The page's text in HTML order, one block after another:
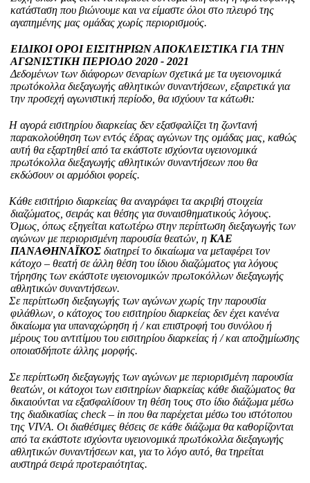
κατάσταση που βιώνουμε και να είμαστε όλοι στο πλευρό της
αγαπημένης μας ομάδας χωρίς περιορισμούς.
ΕΙΔΙΚΟΙ ΟΡΟΙ ΕΙΣΙΤΗΡΙΩΝ ΑΠΟΚΛΕΙΣΤΙΚΑ ΓΙΑ ΤΗΝ
ΑΓΩΝΙΣΤΙΚΗ ΠΕΡΙΟΔΟ 2020 - 2021
Δεδομένων των διάφορων σεναρίων σχετικά με τα υγειονομικά
πρωτόκολλα διεξαγωγής αθλητικών συναντήσεων, εξαιρετικά για
την προσεχή αγωνιστική περίοδο, θα ισχύουν τα κάτωθι:
Η αγορά εισιτηρίου διαρκείας δεν εξασφαλίζει τη ζωντανή
παρακολούθηση των εντός έδρας αγώνων της ομάδας μας, καθώς
αυτή θα εξαρτηθεί από τα εκάστοτε ισχύοντα υγειονομικά
πρωτόκολλα διεξαγωγής αθλητικών συναντήσεων που θα
εκδώσουν οι αρμόδιοι φορείς.
Κάθε εισιτήριο διαρκείας θα αναγράφει τα ακριβή στοιχεία
διαζώματος, σειράς και θέσης για συναισθηματικούς λόγους.
Όμως, όπως εξηγείται κατωτέρω στην περίπτωση διεξαγωγής των
αγώνων με περιορισμένη παρουσία θεατών, η ΚΑΕ
ΠΑΝΑΘΗΝΑΪΚΟΣ διατηρεί το δικαίωμα να μεταφέρει τον
κάτοχο – θεατή σε άλλη θέση του ίδιου διαζώματος για λόγους
τήρησης των εκάστοτε υγειονομικών πρωτοκόλλων διεξαγωγής
αθλητικών συναντήσεων.
Σε περίπτωση διεξαγωγής των αγώνων χωρίς την παρουσία
φιλάθλων, ο κάτοχος του εισιτηρίου διαρκείας δεν έχει κανένα
δικαίωμα για υπαναχώρηση ή / και επιστροφή του συνόλου ή
μέρους του αντιτίμου του εισιτηρίου διαρκείας ή / και αποζημίωσης
οποιασδήποτε άλλης μορφής.
Σε περίπτωση διεξαγωγής των αγώνων με περιορισμένη παρουσία
θεατών, οι κάτοχοι των εισιτηρίων διαρκείας κάθε διαζώματος θα
δικαιούνται να εξασφαλίσουν τη θέση τους στο ίδιο διάζωμα μέσω
της διαδικασίας check – in που θα παρέχεται μέσω του ιστότοπου
της VIVA. Οι διαθέσιμες θέσεις σε κάθε διάζωμα θα καθορίζονται
από τα εκάστοτε ισχύοντα υγειονομικά πρωτόκολλα διεξαγωγής
αθλητικών συναντήσεων και, για το λόγο αυτό, θα τηρείται
αυστηρά σειρά προτεραιότητας.